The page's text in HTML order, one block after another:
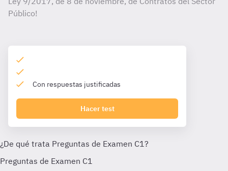
Público!
Con respuestas justificadas
Hacer test